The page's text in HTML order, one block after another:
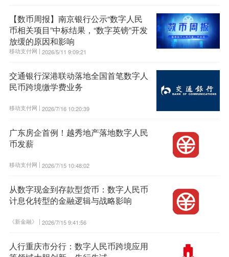
【数币周报】南京银行公示“数字人民
币相关项目”中标结果，“数字英镑”开发
放缓的原因和影响
移动支付网 | 2026/5/11 9:09:21
交通银行深港联动落地全国首笔数字人
民币跨境缴学费业务
移动支付网 | 2026/7/16 10:20:39
广东房企首例！越秀地产落地数字人民
币发薪
移动支付网 | 2026/7/15 10:48:02
从数字现金到存款型货币：数字人民币
计息化转型的金融逻辑与战略影响
《新金融》 | 2026/7/15 9:41:56
人行重庆市分行：数字人民币跨境应用